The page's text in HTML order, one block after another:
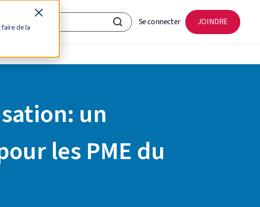
de la
Se connecter JOINDRE
un
les PME du